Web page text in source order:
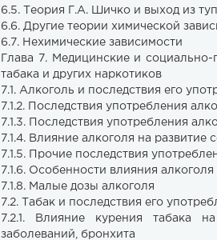
6.5. Теория Г.А. Шичко и выход из
6.6. Другие теории химической
6.7. Нехимические зависимости
Глава 7. Медицинские и социально-
табака и других наркотиков
7.1. Алкоголь и последствия его
7.1.2. Последствия употребления
7.1.3. Последствия употребления
7.1.4. Влияние алкоголя на
7.1.5. Прочие последствия
7.1.6. Особенности влияния
7.1.8. Малые дозы алкоголя
7.2. Табак и последствия его
7.2.1. Влияние курения табака
заболеваний, бронхита